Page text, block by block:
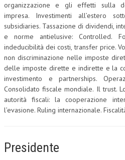
organizzazione e gli effetti sulla
impresa. Investimenti all’estero
subsidiaries. Tassazione di dividendi,
e norme antielusive: Controlled.
indeducibilità dei costi, transfer price.
non discriminazione nelle imposte
delle imposte dirette e indirette e la
investimento e partnerships.
Consolidato fiscale mondiale. Il trust.
autorità fiscali: la cooperazione
l’evasione. Ruling internazionale.
Presidente